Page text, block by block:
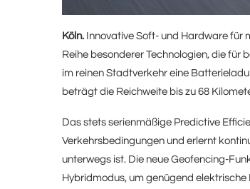
Köln. Innovative Soft- und Hardware für
Reihe besonderer Technologien, die
im reinen Stadtverkehr eine
beträgt die Reichweite bis zu 68
Das stets serienmäßige Predictive
Verkehrsbedingungen und erlernt
unterwegs ist. Die neue Geofencing-
Hybridmodus, um genügend